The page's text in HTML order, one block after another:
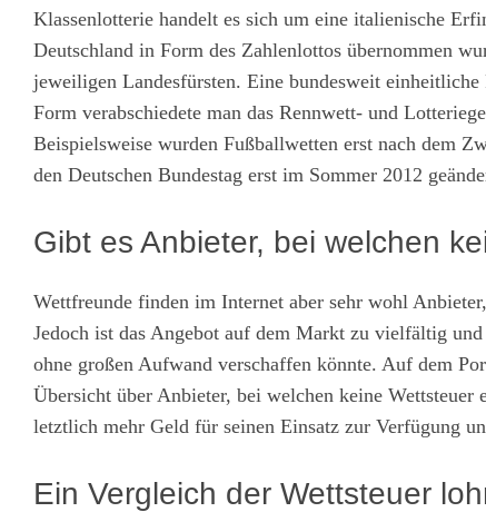
Klassenlotterie handelt es sich um eine italienische
Deutschland in Form des Zahlenlottos übernommen
jeweiligen Landesfürsten. Eine bundesweit
Form verabschiedete man das Rennwett- und
Beispielsweise wurden Fußballwetten erst nach dem
den Deutschen Bundestag erst im Sommer 2012
Gibt es Anbieter, bei welchen
Wettfreunde finden im Internet aber sehr wohl
Jedoch ist das Angebot auf dem Markt zu vielfältig
ohne großen Aufwand verschaffen könnte. Auf dem
Übersicht über Anbieter, bei welchen keine
letztlich mehr Geld für seinen Einsatz zur Verfügung
Ein Vergleich der Wettsteuer